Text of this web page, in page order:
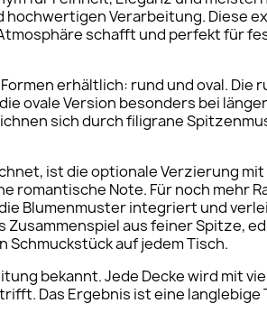
Verarbeitung. Diese
schafft und perfekt für
erhältlich: rund und oval.
ovale Version besonders bei
sich durch filigrane
ist die optionale Verzierung
romantische Note. Für noch mehr
Blumenmuster integriert und
aus feiner Spitze,
Schmuckstück auf jedem Tisch.
bekannt. Jede Decke wird mit
Das Ergebnis ist eine